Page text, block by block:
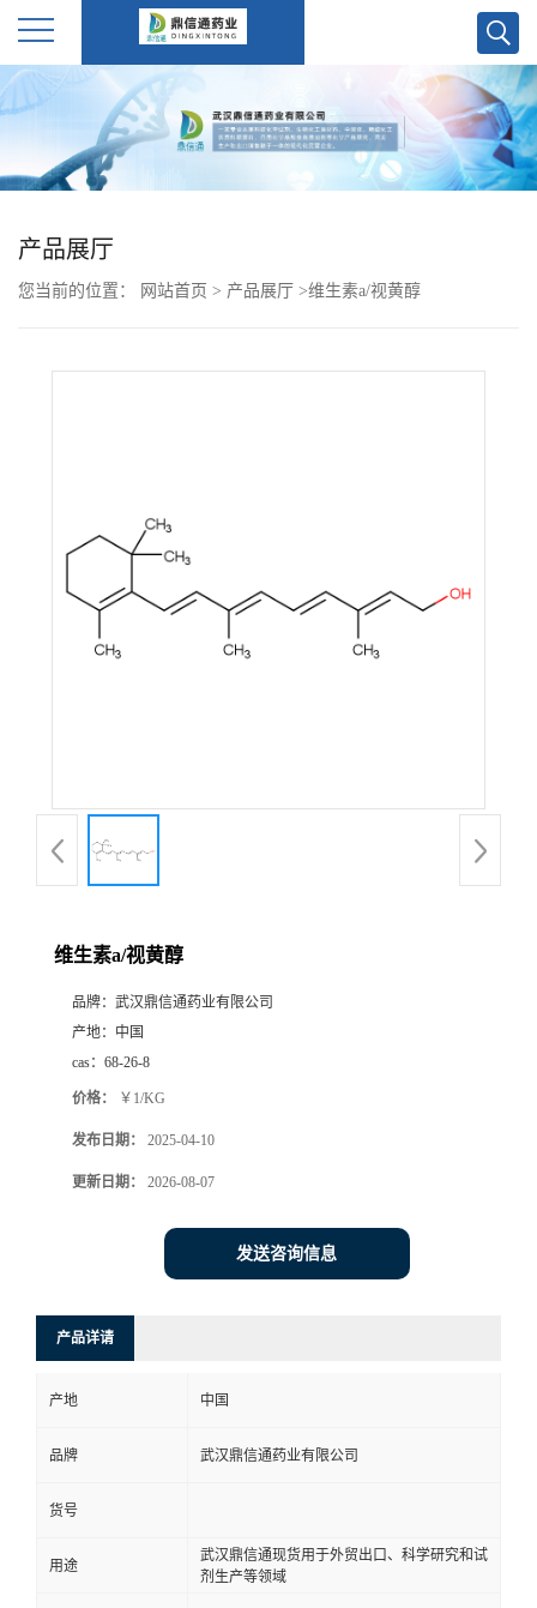
公
产
产品展厅
您当前的位置： 网站首页 > 产品展厅 >维生素a/视黄醇
维生素a/视黄醇
品牌： 武汉鼎信通药业有限公司
产地： 中国
cas： 68-26-8
价格： ￥1/KG
发布日期： 2025-04-10
更新日期： 2026-08-07
发送咨询信息
产品详请
产地 中国
品牌 武汉鼎信通药业有限公司
货号
用途
武汉鼎信通现货用于外贸出口、科学研究和试
剂生产等领域